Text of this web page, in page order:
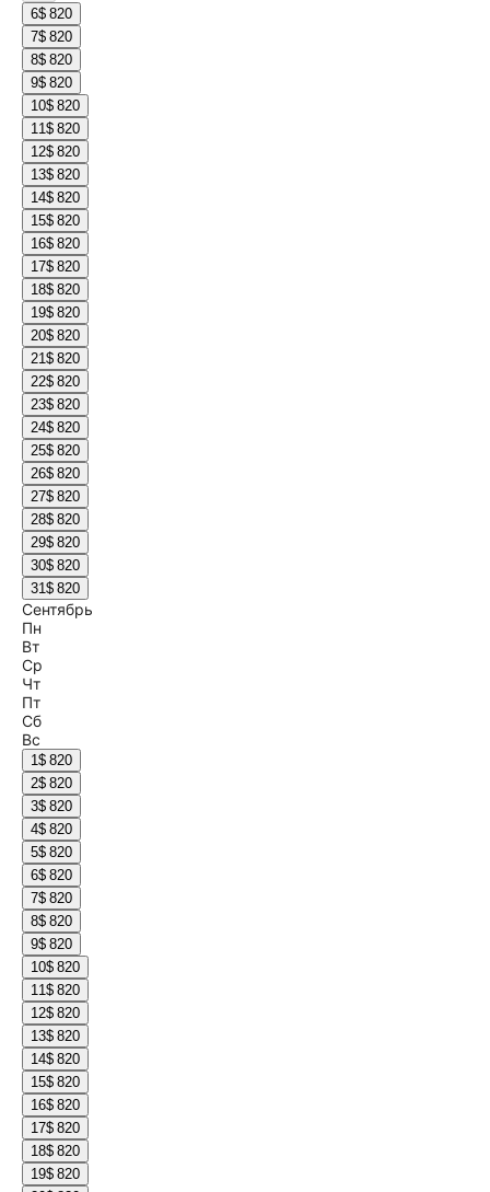
6$ 820
7$ 820
8$ 820
9$ 820
10$ 820
11$ 820
12$ 820
13$ 820
14$ 820
15$ 820
16$ 820
17$ 820
18$ 820
19$ 820
20$ 820
21$ 820
22$ 820
23$ 820
24$ 820
25$ 820
26$ 820
27$ 820
28$ 820
29$ 820
30$ 820
31$ 820
Сентябрь
Пн
Вт
Ср
Чт
Пт
Сб
Вс
1$ 820
2$ 820
3$ 820
4$ 820
5$ 820
6$ 820
7$ 820
8$ 820
9$ 820
10$ 820
11$ 820
12$ 820
13$ 820
14$ 820
15$ 820
16$ 820
17$ 820
18$ 820
19$ 820